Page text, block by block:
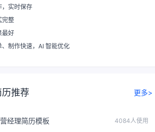
，实时保存
完整
最好
、制作快速，AI 智能优化
推荐 更多>
经理简历模板 4084人使用